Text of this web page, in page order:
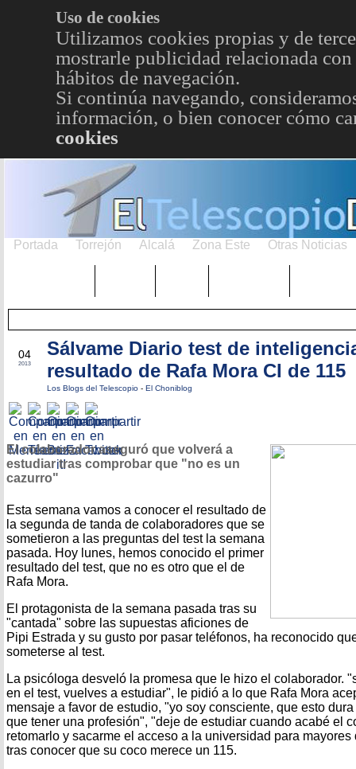
Uso de cookies
Utilizamos cookies propias y de
mostrarle publicidad relacionada
hábitos de navegación.
Si continúa navegando,
información, o bien conocer cómo
cookies
Portada Torrejón Alcalá Zona Este Otras Noticias
04
2013
Sálvame Diario test de
resultado de Rafa Mora CI de 115
Los Blogs del Telescopio - El Choniblog
El colaborador aseguró que volverá a
estudiar tras comprobar que "no es un
cazurro"
Esta semana vamos a conocer el resultado de
la segunda de tanda de colaboradores que se
sometieron a las preguntas del test la semana
pasada. Hoy lunes, hemos conocido el primer
resultado del test, que no es otro que el de
Rafa Mora.
El protagonista de la semana pasada tras su
"cantada" sobre las supuestas aficiones de
Pipi Estrada y su gusto por pasar teléfonos, ha reconocido
someterse al test.
La psicóloga desveló la promesa que le hizo el colaborador.
en el test, vuelves a estudiar", le pidió a lo que Rafa Mora
mensaje a favor de estudio, "yo soy consciente, que esto
que tener una profesión", "deje de estudiar cuando acabé el
retomarlo y sacarme el acceso a la universidad para
tras conocer que su coco merece un 115.